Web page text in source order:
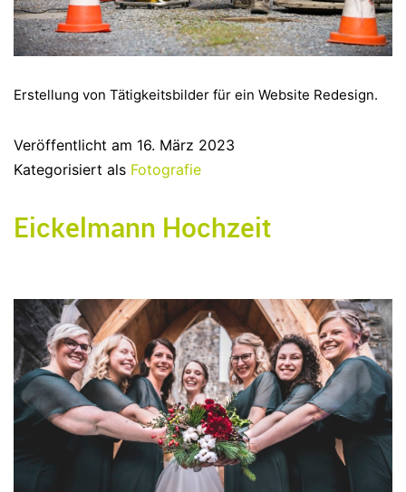
Erstellung von Tätigkeitsbilder für ein Website Redesign.
Veröffentlicht am 16. März 2023
Kategorisiert als Fotografie
Eickelmann Hochzeit